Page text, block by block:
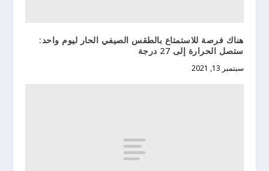
هناك فرصة للاستمتاع بالطقس الصيفي الحار ليوم واحد:
ستصل الحرارة إلى 27 درجة
سبتمبر 13, 2021